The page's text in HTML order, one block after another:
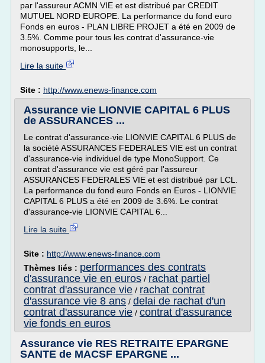
par l'assureur ACMN VIE et est distribué par CREDIT
MUTUEL NORD EUROPE. La performance du fond euro
Fonds en euros - PLAN LIBRE PROJET a été en 2009 de
3.5%. Comme pour tous les contrat d'assurance-vie
monosupports, le...
Lire la suite
Site : http://www.enews-finance.com
Assurance vie LIONVIE CAPITAL 6 PLUS
de ASSURANCES ...
Le contrat d'assurance-vie LIONVIE CAPITAL 6 PLUS de
la société ASSURANCES FEDERALES VIE est un contrat
d'assurance-vie individuel de type MonoSupport. Ce
contrat d'assurance vie est géré par l'assureur
ASSURANCES FEDERALES VIE et est distribué par LCL.
La performance du fond euro Fonds en Euros - LIONVIE
CAPITAL 6 PLUS a été en 2009 de 3.6%. Le contrat
d'assurance-vie LIONVIE CAPITAL 6...
Lire la suite
Site : http://www.enews-finance.com
Thèmes liés : performances des contrats
d'assurance vie en euros / rachat partiel
contrat d'assurance vie / rachat contrat
d'assurance vie 8 ans / delai de rachat d'un
contrat d'assurance vie / contrat d'assurance
vie fonds en euros
Assurance vie RES RETRAITE EPARGNE
SANTE de MACSF EPARGNE ...